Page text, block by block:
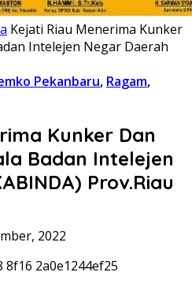
Kejati Riau Menerima Kunker
Intelejen Negar Daerah
Pekanbaru, Ragam,
Kunker Dan
Badan Intelejen
Prov.Riau
2022